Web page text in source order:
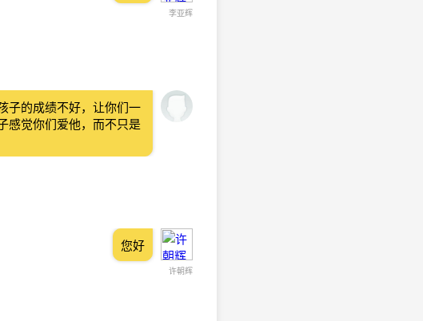
李亚辉
子的成绩不好，让你们一
感觉你们爱他，而不只是
许朝辉
您好